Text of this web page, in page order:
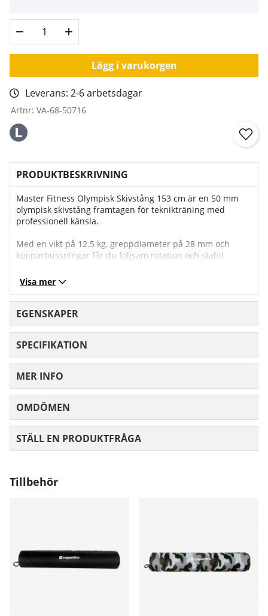
Lägg i varukorgen
Leverans: 2-6 arbetsdagar
Artnr: VA-68-50716
PRODUKTBESKRIVNING
Master Fitness Olympisk Skivstång 153 cm är en 50 mm
olympisk skivstång framtagen för teknikträning med
professionell känsla.
Med en vikt på 12.5 kg, greppdiameter på 28 mm och
kopparbussningar får du följsam rotation och stabil
Den nickelpläterade ytan i slitstarkt stål kombineras med
en draghållfasthet på 168 000 PSI och maxbelastning på
350 kg – ett tryggt val för seriös styrketräning.
Visa mer
EGENSKAPER
SPECIFIKATION
MER INFO
OMDÖMEN
STÄLL EN PRODUKTFRÅGA
Tillbehör